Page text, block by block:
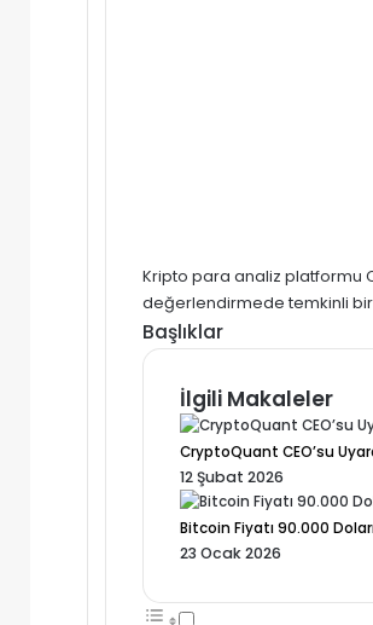
Kripto para analiz platformu
değerlendirmede temkinli
Başlıklar
İlgili Makaleler
CryptoQuant CEO’su
12 Şubat 2026
Bitcoin Fiyatı 90.000
23 Ocak 2026